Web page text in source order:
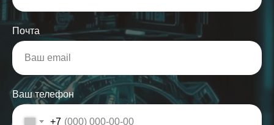
Почта
Ваш телефон
+7